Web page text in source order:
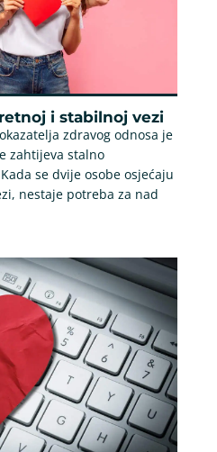
i stabilnoj vezi
zdravog odnosa je
zahtijeva stalno
se dvije osobe osjećaju
nestaje potreba za nad